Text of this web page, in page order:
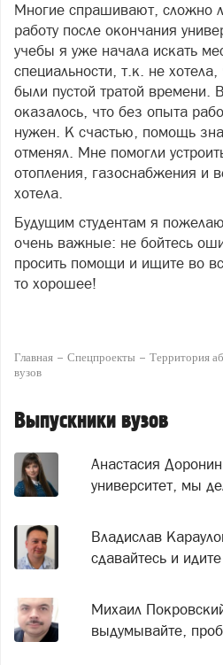
Многие спрашивают, сложно
работу после окончания
учебы я уже начала искать
специальности, т.к. не
были пустой тратой времени.
оказалось, что без опыта
нужен. К счастью, помощь
отменял. Мне помогли
отопления, газоснабжения и
хотела.
Будущим студентам я
очень важные: не бойтесь
просить помощи и ищите во
то хорошее!
Главная Спецпроекты Территория
вузов
Выпускники вузов
Анастасия
университет, мы
Владислав
сдавайтесь и
Михаил
выдумывайте,